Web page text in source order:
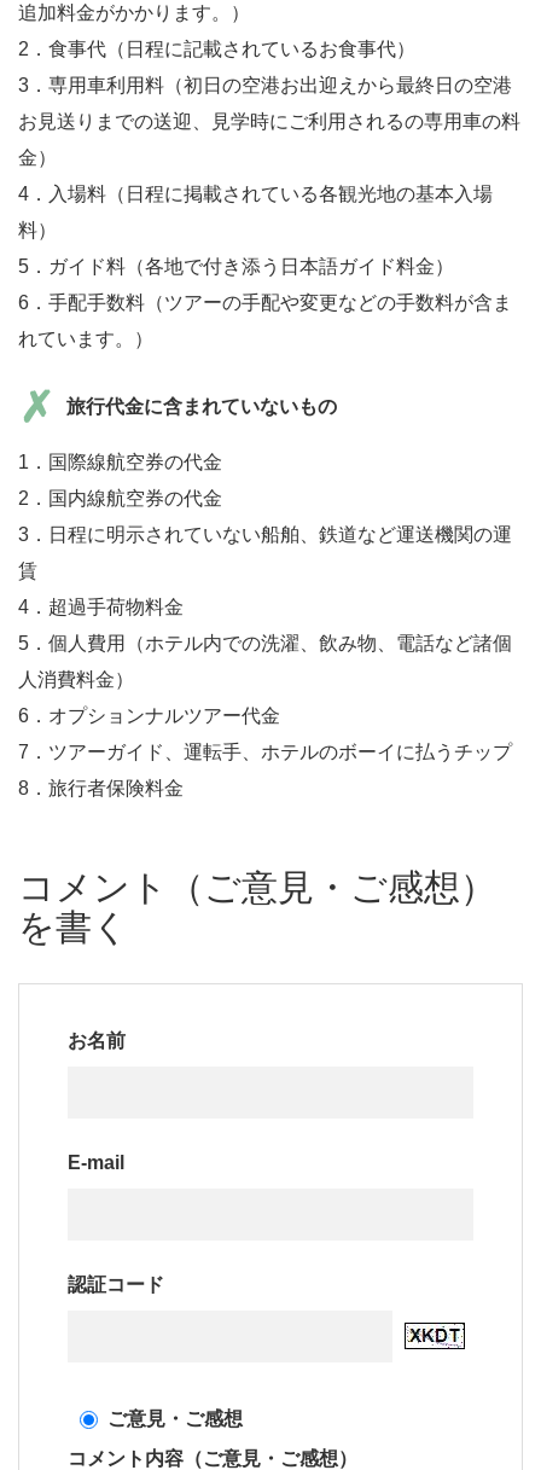
追加料金がかかります。）
2．食事代（日程に記載されているお食事代）
3．専用車利用料（初日の空港お出迎えから最終日の空港
お見送りまでの送迎、見学時にご利用されるの専用車の料
金）
4．入場料（日程に掲載されている各観光地の基本入場
料）
5．ガイド料（各地で付き添う日本語ガイド料金）
6．手配手数料（ツアーの手配や変更などの手数料が含ま
れています。）
旅行代金に含まれていないもの
1．国際線航空券の代金
2．国内線航空券の代金
3．日程に明示されていない船舶、鉄道など運送機関の運
賃
4．超過手荷物料金
5．個人費用（ホテル内での洗濯、飲み物、電話など諸個
人消費料金）
6．オプションナルツアー代金
7．ツアーガイド、運転手、ホテルのボーイに払うチップ
8．旅行者保険料金
コメント（ご意見・ご感想）
を書く
お名前
E-mail
認証コード
ご意見・ご感想
コメント内容（ご意見・ご感想）